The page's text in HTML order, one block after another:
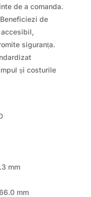
de a comanda.
Beneficiezi de
accesibil,
siguranța.
și costurile
mm
mm